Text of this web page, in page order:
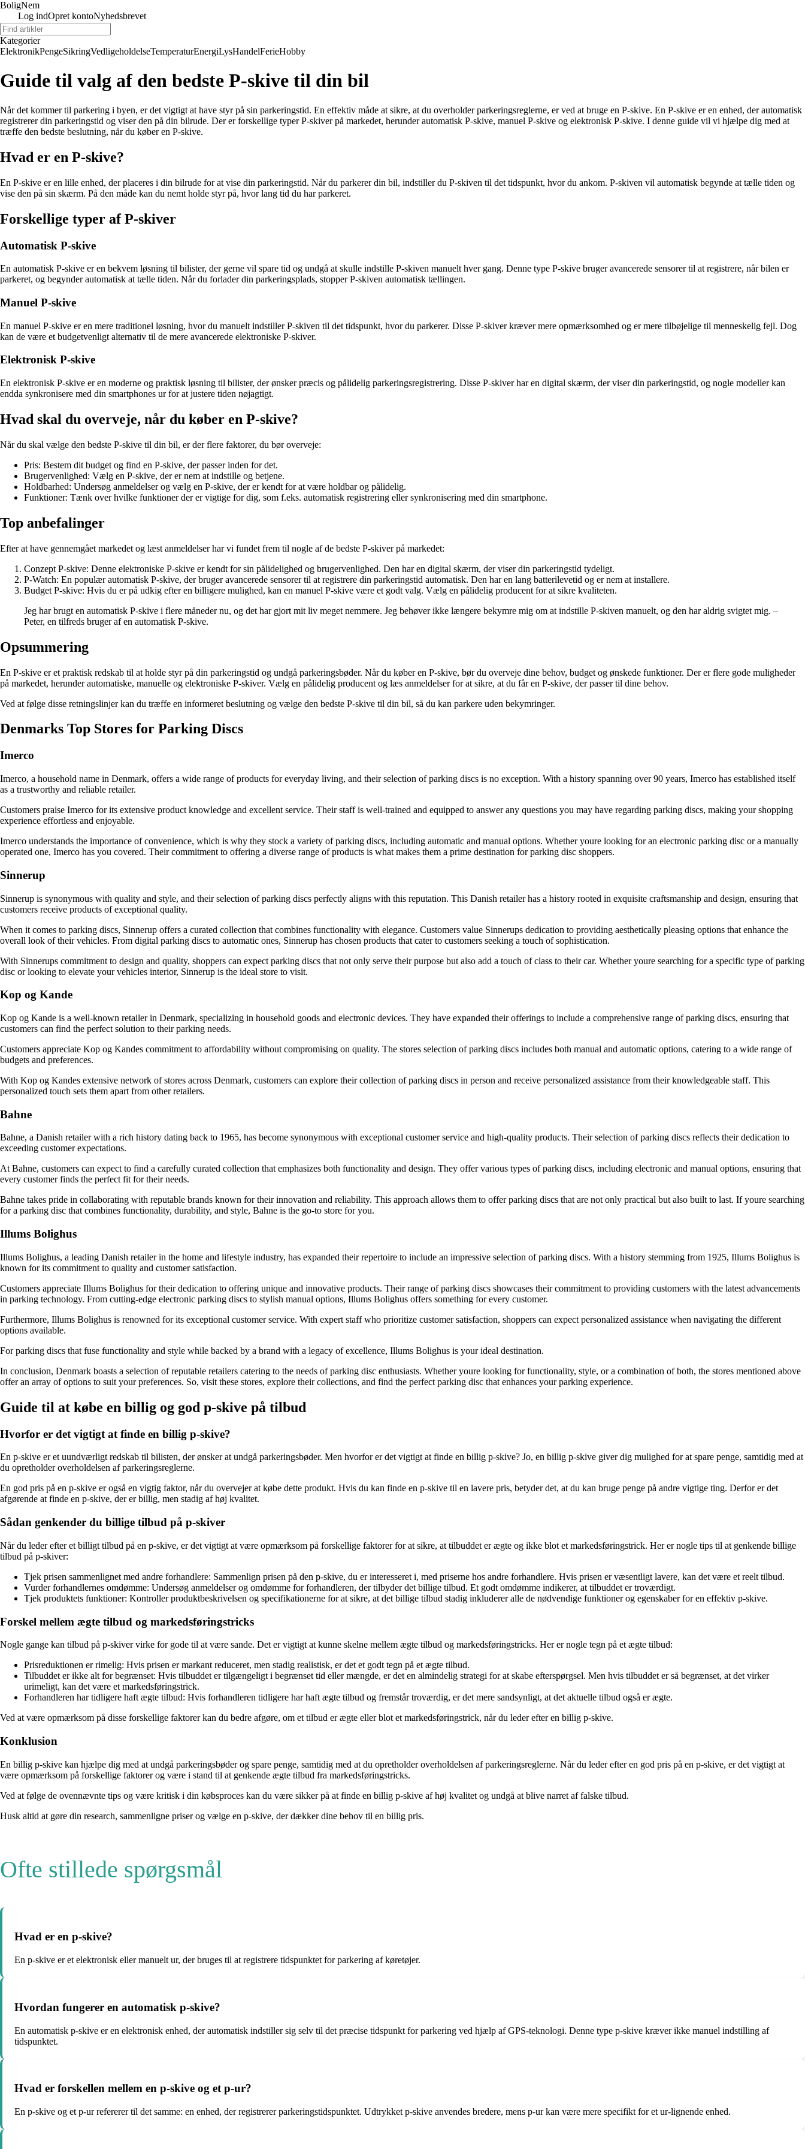
BoligNem
Log indOpret kontoNyhedsbrevet
Kategorier
ElektronikPengeSikringVedligeholdelseTemperaturEnergiLysHandelFerieHobby
Guide til valg af den bedste P-skive til din bil
Når det kommer til parkering i byen, er det vigtigt at have styr på sin parkeringstid. En effektiv måde at sikre, at du overholder parkeringsreglerne, er ved at bruge en P-skive. En P-skive er en enhed, der automatisk
registrerer din parkeringstid og viser den på din bilrude. Der er forskellige typer P-skiver på markedet, herunder automatisk P-skive, manuel P-skive og elektronisk P-skive. I denne guide vil vi hjælpe dig med at
træffe den bedste beslutning, når du køber en P-skive.
Hvad er en P-skive?
En P-skive er en lille enhed, der placeres i din bilrude for at vise din parkeringstid. Når du parkerer din bil, indstiller du P-skiven til det tidspunkt, hvor du ankom. P-skiven vil automatisk begynde at tælle tiden og
vise den på sin skærm. På den måde kan du nemt holde styr på, hvor lang tid du har parkeret.
Forskellige typer af P-skiver
Automatisk P-skive
En automatisk P-skive er en bekvem løsning til bilister, der gerne vil spare tid og undgå at skulle indstille P-skiven manuelt hver gang. Denne type P-skive bruger avancerede sensorer til at registrere, når bilen er
parkeret, og begynder automatisk at tælle tiden. Når du forlader din parkeringsplads, stopper P-skiven automatisk tællingen.
Manuel P-skive
En manuel P-skive er en mere traditionel løsning, hvor du manuelt indstiller P-skiven til det tidspunkt, hvor du parkerer. Disse P-skiver kræver mere opmærksomhed og er mere tilbøjelige til menneskelig fejl. Dog
kan de være et budgetvenligt alternativ til de mere avancerede elektroniske P-skiver.
Elektronisk P-skive
En elektronisk P-skive er en moderne og praktisk løsning til bilister, der ønsker præcis og pålidelig parkeringsregistrering. Disse P-skiver har en digital skærm, der viser din parkeringstid, og nogle modeller kan
endda synkronisere med din smartphones ur for at justere tiden nøjagtigt.
Hvad skal du overveje, når du køber en P-skive?
Når du skal vælge den bedste P-skive til din bil, er der flere faktorer, du bør overveje:
Pris: Bestem dit budget og find en P-skive, der passer inden for det.
Brugervenlighed: Vælg en P-skive, der er nem at indstille og betjene.
Holdbarhed: Undersøg anmeldelser og vælg en P-skive, der er kendt for at være holdbar og pålidelig.
Funktioner: Tænk over hvilke funktioner der er vigtige for dig, som f.eks. automatisk registrering eller synkronisering med din smartphone.
Top anbefalinger
Efter at have gennemgået markedet og læst anmeldelser har vi fundet frem til nogle af de bedste P-skiver på markedet:
Conzept P-skive: Denne elektroniske P-skive er kendt for sin pålidelighed og brugervenlighed. Den har en digital skærm, der viser din parkeringstid tydeligt.
P-Watch: En populær automatisk P-skive, der bruger avancerede sensorer til at registrere din parkeringstid automatisk. Den har en lang batterilevetid og er nem at installere.
Budget P-skive: Hvis du er på udkig efter en billigere mulighed, kan en manuel P-skive være et godt valg. Vælg en pålidelig producent for at sikre kvaliteten.
Jeg har brugt en automatisk P-skive i flere måneder nu, og det har gjort mit liv meget nemmere. Jeg behøver ikke længere bekymre mig om at indstille P-skiven manuelt, og den har aldrig svigtet mig. –
Peter, en tilfreds bruger af en automatisk P-skive.
Opsummering
En P-skive er et praktisk redskab til at holde styr på din parkeringstid og undgå parkeringsbøder. Når du køber en P-skive, bør du overveje dine behov, budget og ønskede funktioner. Der er flere gode muligheder
på markedet, herunder automatiske, manuelle og elektroniske P-skiver. Vælg en pålidelig producent og læs anmeldelser for at sikre, at du får en P-skive, der passer til dine behov.
Ved at følge disse retningslinjer kan du træffe en informeret beslutning og vælge den bedste P-skive til din bil, så du kan parkere uden bekymringer.
Denmarks Top Stores for Parking Discs
Imerco
Imerco, a household name in Denmark, offers a wide range of products for everyday living, and their selection of parking discs is no exception. With a history spanning over 90 years, Imerco has established itself
as a trustworthy and reliable retailer.
Customers praise Imerco for its extensive product knowledge and excellent service. Their staff is well-trained and equipped to answer any questions you may have regarding parking discs, making your shopping
experience effortless and enjoyable.
Imerco understands the importance of convenience, which is why they stock a variety of parking discs, including automatic and manual options. Whether youre looking for an electronic parking disc or a manually
operated one, Imerco has you covered. Their commitment to offering a diverse range of products is what makes them a prime destination for parking disc shoppers.
Sinnerup
Sinnerup is synonymous with quality and style, and their selection of parking discs perfectly aligns with this reputation. This Danish retailer has a history rooted in exquisite craftsmanship and design, ensuring that
customers receive products of exceptional quality.
When it comes to parking discs, Sinnerup offers a curated collection that combines functionality with elegance. Customers value Sinnerups dedication to providing aesthetically pleasing options that enhance the
overall look of their vehicles. From digital parking discs to automatic ones, Sinnerup has chosen products that cater to customers seeking a touch of sophistication.
With Sinnerups commitment to design and quality, shoppers can expect parking discs that not only serve their purpose but also add a touch of class to their car. Whether youre searching for a specific type of parking
disc or looking to elevate your vehicles interior, Sinnerup is the ideal store to visit.
Kop og Kande
Kop og Kande is a well-known retailer in Denmark, specializing in household goods and electronic devices. They have expanded their offerings to include a comprehensive range of parking discs, ensuring that
customers can find the perfect solution to their parking needs.
Customers appreciate Kop og Kandes commitment to affordability without compromising on quality. The stores selection of parking discs includes both manual and automatic options, catering to a wide range of
budgets and preferences.
With Kop og Kandes extensive network of stores across Denmark, customers can explore their collection of parking discs in person and receive personalized assistance from their knowledgeable staff. This
personalized touch sets them apart from other retailers.
Bahne
Bahne, a Danish retailer with a rich history dating back to 1965, has become synonymous with exceptional customer service and high-quality products. Their selection of parking discs reflects their dedication to
exceeding customer expectations.
At Bahne, customers can expect to find a carefully curated collection that emphasizes both functionality and design. They offer various types of parking discs, including electronic and manual options, ensuring that
every customer finds the perfect fit for their needs.
Bahne takes pride in collaborating with reputable brands known for their innovation and reliability. This approach allows them to offer parking discs that are not only practical but also built to last. If youre searching
for a parking disc that combines functionality, durability, and style, Bahne is the go-to store for you.
Illums Bolighus
Illums Bolighus, a leading Danish retailer in the home and lifestyle industry, has expanded their repertoire to include an impressive selection of parking discs. With a history stemming from 1925, Illums Bolighus is
known for its commitment to quality and customer satisfaction.
Customers appreciate Illums Bolighus for their dedication to offering unique and innovative products. Their range of parking discs showcases their commitment to providing customers with the latest advancements
in parking technology. From cutting-edge electronic parking discs to stylish manual options, Illums Bolighus offers something for every customer.
Furthermore, Illums Bolighus is renowned for its exceptional customer service. With expert staff who prioritize customer satisfaction, shoppers can expect personalized assistance when navigating the different
options available.
For parking discs that fuse functionality and style while backed by a brand with a legacy of excellence, Illums Bolighus is your ideal destination.
In conclusion, Denmark boasts a selection of reputable retailers catering to the needs of parking disc enthusiasts. Whether youre looking for functionality, style, or a combination of both, the stores mentioned above
offer an array of options to suit your preferences. So, visit these stores, explore their collections, and find the perfect parking disc that enhances your parking experience.
Guide til at købe en billig og god p-skive på tilbud
Hvorfor er det vigtigt at finde en billig p-skive?
En p-skive er et uundværligt redskab til bilisten, der ønsker at undgå parkeringsbøder. Men hvorfor er det vigtigt at finde en billig p-skive? Jo, en billig p-skive giver dig mulighed for at spare penge, samtidig med at
du opretholder overholdelsen af ​​parkeringsreglerne.
En god pris på en p-skive er også en vigtig faktor, når du overvejer at købe dette produkt. Hvis du kan finde en p-skive til en lavere pris, betyder det, at du kan bruge penge på andre vigtige ting. Derfor er det
afgørende at finde en p-skive, der er billig, men stadig af høj kvalitet.
Sådan genkender du billige tilbud på p-skiver
Når du leder efter et billigt tilbud på en p-skive, er det vigtigt at være opmærksom på forskellige faktorer for at sikre, at tilbuddet er ægte og ikke blot et markedsføringstrick. Her er nogle tips til at genkende billige
tilbud på p-skiver:
Tjek prisen sammenlignet med andre forhandlere: Sammenlign prisen på den p-skive, du er interesseret i, med priserne hos andre forhandlere. Hvis prisen er væsentligt lavere, kan det være et reelt tilbud.
Vurder forhandlernes omdømme: Undersøg anmeldelser og omdømme for forhandleren, der tilbyder det billige tilbud. Et godt omdømme indikerer, at tilbuddet er troværdigt.
Tjek produktets funktioner: Kontroller produktbeskrivelsen og specifikationerne for at sikre, at det billige tilbud stadig inkluderer alle de nødvendige funktioner og egenskaber for en effektiv p-skive.
Forskel mellem ægte tilbud og markedsføringstricks
Nogle gange kan tilbud på p-skiver virke for gode til at være sande. Det er vigtigt at kunne skelne mellem ægte tilbud og markedsføringstricks. Her er nogle tegn på et ægte tilbud:
Prisreduktionen er rimelig: Hvis prisen er markant reduceret, men stadig realistisk, er det et godt tegn på et ægte tilbud.
Tilbuddet er ikke alt for begrænset: Hvis tilbuddet er tilgængeligt i begrænset tid eller mængde, er det en almindelig strategi for at skabe efterspørgsel. Men hvis tilbuddet er så begrænset, at det virker
urimeligt, kan det være et markedsføringstrick.
Forhandleren har tidligere haft ægte tilbud: Hvis forhandleren tidligere har haft ægte tilbud og fremstår troværdig, er det mere sandsynligt, at det aktuelle tilbud også er ægte.
Ved at være opmærksom på disse forskellige faktorer kan du bedre afgøre, om et tilbud er ægte eller blot et markedsføringstrick, når du leder efter en billig p-skive.
Konklusion
En billig p-skive kan hjælpe dig med at undgå parkeringsbøder og spare penge, samtidig med at du opretholder overholdelsen af ​​parkeringsreglerne. Når du leder efter en god pris på en p-skive, er det vigtigt at
være opmærksom på forskellige faktorer og være i stand til at genkende ægte tilbud fra markedsføringstricks.
Ved at følge de ovennævnte tips og være kritisk i din købsproces kan du være sikker på at finde en billig p-skive af høj kvalitet og undgå at blive narret af falske tilbud.
Husk altid at gøre din research, sammenligne priser og vælge en p-skive, der dækker dine behov til en billig pris.
Ofte stillede spørgsmål
Hvad er en p-skive?
En p-skive er et elektronisk eller manuelt ur, der bruges til at registrere tidspunktet for parkering af køretøjer.
Hvordan fungerer en automatisk p-skive?
En automatisk p-skive er en elektronisk enhed, der automatisk indstiller sig selv til det præcise tidspunkt for parkering ved hjælp af GPS-teknologi. Denne type p-skive kræver ikke manuel indstilling af
tidspunktet.
Hvad er forskellen mellem en p-skive og et p-ur?
En p-skive og et p-ur refererer til det samme: en enhed, der registrerer parkeringstidspunktet. Udtrykket p-skive anvendes bredere, mens p-ur kan være mere specifikt for et ur-lignende enhed.